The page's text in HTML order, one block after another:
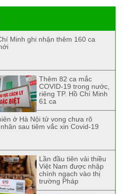
Minh ghi nhận thêm 160 ca
Thêm 82 ca mắc
COVID-19 trong nước,
riêng TP. Hồ Chí Minh
61 ca
ở Hà Nội tử vong chưa rõ
sau tiêm vắc xin Covid-19
Lần đầu tiên vải thiều
Việt Nam được nhập
chính ngạch vào thị
trường Pháp